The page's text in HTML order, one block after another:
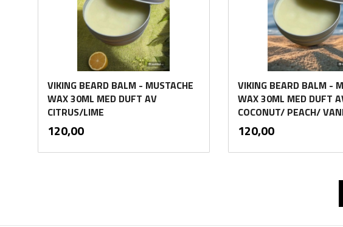
VIKING BEARD BALM - MUSTACHE
WAX 30ML MED DUFT AV
CITRUS/LIME
Pris
120,00mva.
VIKING BEARD BALM -
WAX 30ML MED DUFT
COCONUT/ PEACH/
Pris
120,00mva.